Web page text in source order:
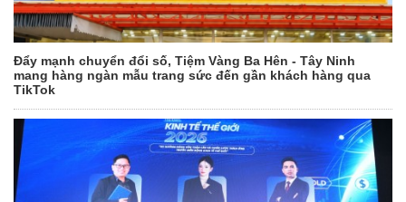
Đẩy mạnh chuyển đổi số, Tiệm Vàng Ba Hên - Tây Ninh
mang hàng ngàn mẫu trang sức đến gần khách hàng qua
TikTok